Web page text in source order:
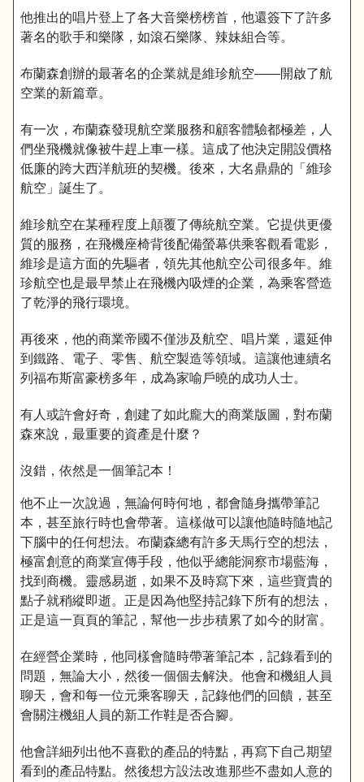
他推出的唱片登上了各大音樂榜榜首，他還簽下了許多
著名的歌手和樂隊，如滾石樂隊、辣妹組合等。
布蘭森創辦的最著名的企業就是維珍航空——開啟了航
空業的新篇章。
有一次，布蘭森發現航空業服務和顧客體驗都極差，人
們坐飛機就像被牛趕上車一樣。這成了他決定開設價格
低廉的跨大西洋航班的契機。後來，大名鼎鼎的「維珍
航空」誕生了。
維珍航空在某種程度上顛覆了傳統航空業。它提供更優
質的服務，在飛機座椅背後配備螢幕供乘客觀看電影，
維珍是這方面的先驅者，領先其他航空公司很多年。維
珍航空也是最早禁止在飛機內吸煙的企業，為乘客營造
了乾淨的飛行環境。
再後來，他的商業帝國不僅涉及航空、唱片業，還延伸
到鐵路、電子、零售、航空製造等領域。這讓他連續名
列福布斯富豪榜多年，成為家喻戶曉的成功人士。
有人或許會好奇，創建了如此龐大的商業版圖，對布蘭
森來說，最重要的資產是什麼？
沒錯，依然是一個筆記本！
他不止一次說過，無論何時何地，都會隨身攜帶筆記
本，甚至旅行時也會帶著。這樣做可以讓他隨時隨地記
下腦中的任何想法。布蘭森總有許多天馬行空的想法，
極富創意的商業宣傳手段，他似乎總能洞察市場藍海，
找到商機。靈感易逝，如果不及時寫下來，這些寶貴的
點子就稍縱即逝。正是因為他堅持記錄下所有的想法，
正是這一頁頁的筆記，幫他一步步積累了如今的財富。
在經營企業時，他同樣會隨時帶著筆記本，記錄看到的
問題，無論大小，然後一個個去解決。他會和機組人員
聊天，會和每一位元乘客聊天，記錄他們的回饋，甚至
會關注機組人員的新工作鞋是否合腳。
他會詳細列出他不喜歡的產品的特點，再寫下自己期望
看到的產品特點。然後想方設法改進那些不盡如人意的